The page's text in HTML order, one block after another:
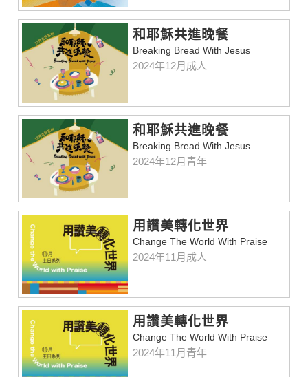
和耶穌共進晚餐
Breaking Bread With Jesus
2024年12月成人
和耶穌共進晚餐
Breaking Bread With Jesus
2024年12月青年
用讚美轉化世界
Change The World With Praise
2024年11月成人
用讚美轉化世界
Change The World With Praise
2024年11月青年